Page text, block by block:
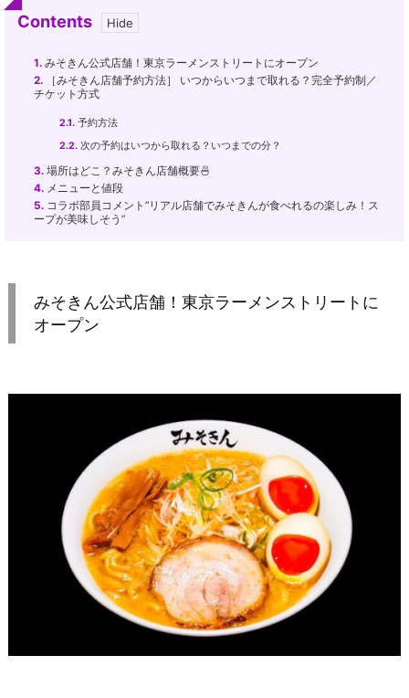
Contents
1. みそきん公式店舗！東京ラーメンストリートにオープン
2. ［みそきん店舗予約方法］ いつからいつまで取れる？完全予約制／
チケット方式
2.1. 予約方法
2.2. 次の予約はいつから取れる？いつまでの分？
3. 場所はどこ？みそきん店舗概要🍜
4. メニューと値段
5. コラボ部員コメント”リアル店舗でみそきんが食べれるの楽しみ！ス
ープが美味しそう”
みそきん公式店舗！東京ラーメンストリートに
オープン